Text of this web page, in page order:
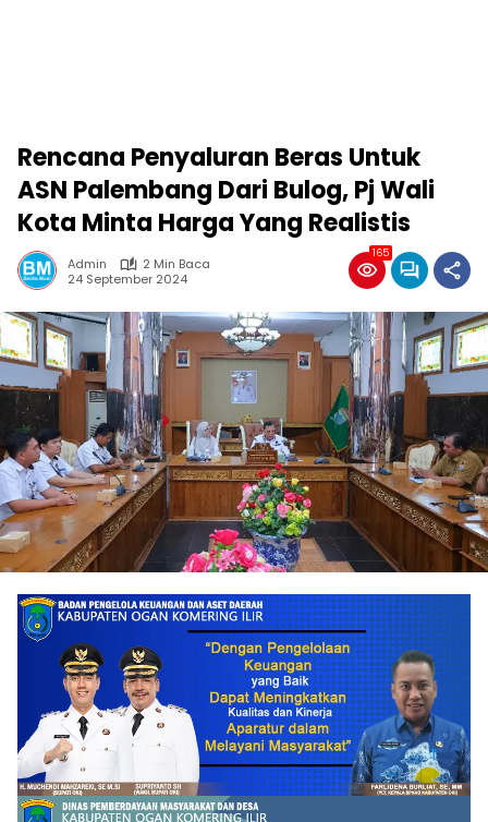
Rencana Penyaluran Beras Untuk
ASN Palembang Dari Bulog, Pj Wali
Kota Minta Harga Yang Realistis
Admin
2 Min Baca
24 September 2024
165